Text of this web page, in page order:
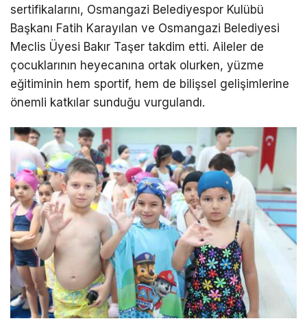
sertifikalarını, Osmangazi Belediyespor Kulübü
Başkanı Fatih Karayılan ve Osmangazi Belediyesi
Meclis Üyesi Bakır Taşer takdim etti. Aileler de
çocuklarının heyecanına ortak olurken, yüzme
eğitiminin hem sportif, hem de bilişsel gelişimlerine
önemli katkılar sunduğu vurgulandı.